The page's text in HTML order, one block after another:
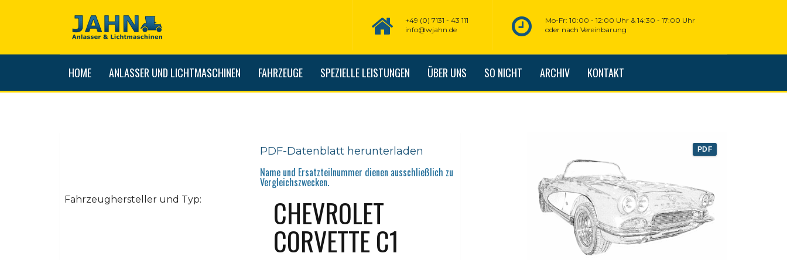
Mo-Fr: 10:00 - 12:00 Uhr & 14:30 - 17:00 Uhr
oder nach Vereinbarung
+49 (0) 7131 - 43 111
info@wjahn.de
HOME ANLASSER UND LICHTMASCHINEN FAHRZEUGE SPEZIELLE LEISTUNGEN ÜBER UNS SO NICHT ARCHIV KONTAKT
PDF
PDF-Datenblatt herunterladen
Name und Ersatzteilnummer dienen ausschließlich zu
Vergleichszwecken.
Fahrzeughersteller und Typ: CHEVROLET
CORVETTE C1